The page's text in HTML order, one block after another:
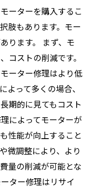
ーターを購入するこ
肢もあります。モー
ります。 まず、モ
コストの削減です。
ーター修理はより低
よって多くの場合、
期的に見てもコスト
によってモーターが
性能が向上すること
微調整により、より
量の削減が可能とな
ター修理はリサイ